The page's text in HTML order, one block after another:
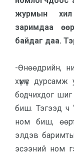
жур­мын
заримдаа
байдаг даа.
-Өнөөдрийн,
хүмүүс
бодчихдог
биш. Тэгээд ч
ном биш, өөрт
элдэв
эсээний ном